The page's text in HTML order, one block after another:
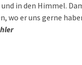
in den Himmel.
wo er uns gerne